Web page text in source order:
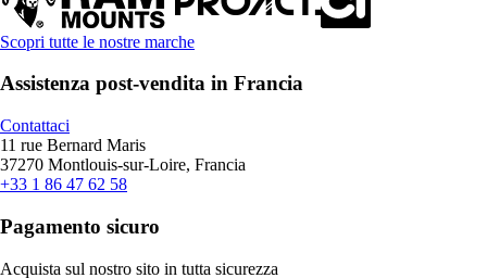
Scopri tutte le nostre marche
Assistenza post-vendita in Francia
Contattaci
11 rue Bernard Maris
37270 Montlouis-sur-Loire, Francia
+33 1 86 47 62 58
Pagamento sicuro
Acquista sul nostro sito in tutta sicurezza